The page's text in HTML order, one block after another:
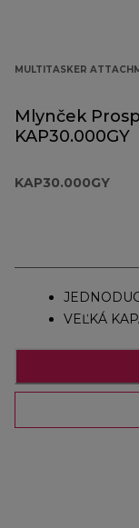
MULTITASKER
Mlynček
KAP30.000GY
KAP30.000GY
VEĽKÁ